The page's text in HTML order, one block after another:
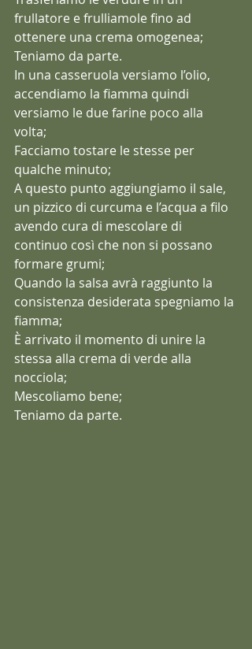
frullatore e frulliamole fino ad
ottenere una crema omogenea;
Teniamo da parte.
In una casseruola versiamo l’olio,
accendiamo la fiamma quindi
versiamo le due farine poco alla
volta;
Facciamo tostare le stesse per
qualche minuto;
A questo punto aggiungiamo il sale,
un pizzico di curcuma e l’acqua a filo
avendo cura di mescolare di
continuo così che non si possano
formare grumi;
Quando la salsa avrà raggiunto la
consistenza desiderata spegniamo la
fiamma;
È arrivato il momento di unire la
stessa alla crema di verde alla
nocciola;
Mescoliamo bene;
Teniamo da parte.